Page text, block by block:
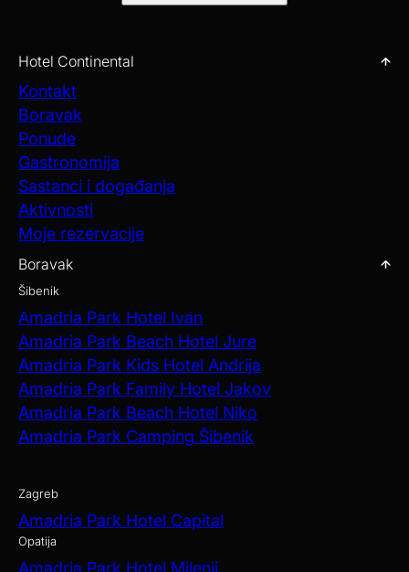
Hotel Continental
Kontakt
Boravak
Ponude
Gastronomija
Sastanci i događanja
Aktivnosti
Moje rezervacije
Boravak
Šibenik
Amadria Park Hotel Ivan
Amadria Park Beach Hotel Jure
Amadria Park Kids Hotel Andrija
Amadria Park Family Hotel Jakov
Amadria Park Beach Hotel Niko
Amadria Park Camping Šibenik
Zagreb
Amadria Park Hotel Capital
Opatija
Amadria Park Hotel Milenij